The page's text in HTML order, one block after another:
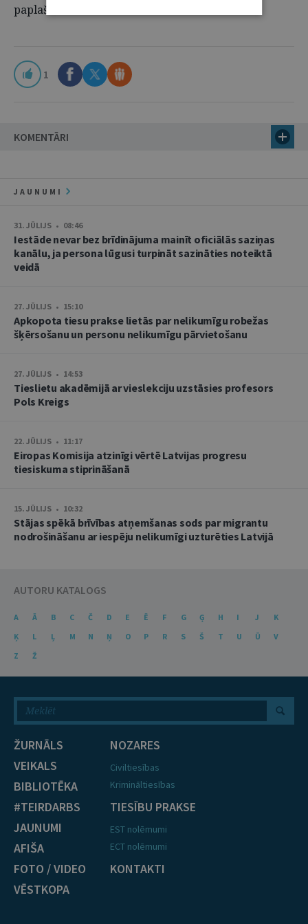
paplašināšanu.
1
KOMENTĀRI
JAUNUMI
31. JŪLIJS • 08:46
Iestāde nevar bez brīdinājuma mainīt oficiālās saziņas
kanālu, ja persona lūgusi turpināt sazināties noteiktā
veidā
27. JŪLIJS • 15:10
Apkopota tiesu prakse lietās par nelikumīgu robežas
šķērsošanu un personu nelikumīgu pārvietošanu
27. JŪLIJS • 14:53
Tieslietu akadēmijā ar vieslekciju uzstāsies profesors
Pols Kreigs
22. JŪLIJS • 11:17
Eiropas Komisija atzinīgi vērtē Latvijas progresu
tiesiskuma stiprināšanā
15. JŪLIJS • 10:32
Stājas spēkā brīvības atņemšanas sods par migrantu
nodrošināšanu ar iespēju nelikumīgi uzturēties Latvijā
AUTORU KATALOGS
A Ā B C Č D E Ē F G Ģ H I J
K
Ķ
L Ļ M N Ņ O P R S Š T U Ū
V
Z
Ž
ŽURNĀLS
VEIKALS
BIBLIOTĒKA
#TEIRDARBS
JAUNUMI
AFIŠA
FOTO / VIDEO
VĒSTKOPA
NOZARES
Civiltiesības
Krimināltiesības
TIESĪBU PRAKSE
EST nolēmumi
ECT nolēmumi
KONTAKTI